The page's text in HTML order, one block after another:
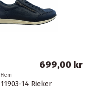
Hem
11903-14 Rieker
699,00 kr